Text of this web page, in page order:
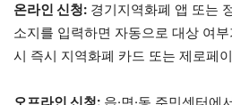
온라인 신청: 경기지역화폐 앱 또는
소지를 입력하면 자동으로 대상 여
시 즉시 지역화폐 카드 또는 제로페